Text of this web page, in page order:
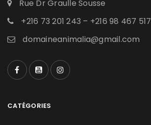
Rue Dr Graulle Sousse
+216 73 201 243 – +216 98 467 517
domaineanimalia@gmail.com
CATÉGORIES